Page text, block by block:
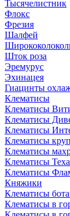
Тысячелистник
Флокс
Фрезия
Шалфей
Шток роза
Эремурус
Эхинацея
Гиацинты
Клематисы
Клематисы
Клематисы
Клематисы
Клематисы
Клематисы
Клематисы
Клематисы
Княжики
Клематисы
Клематисы в